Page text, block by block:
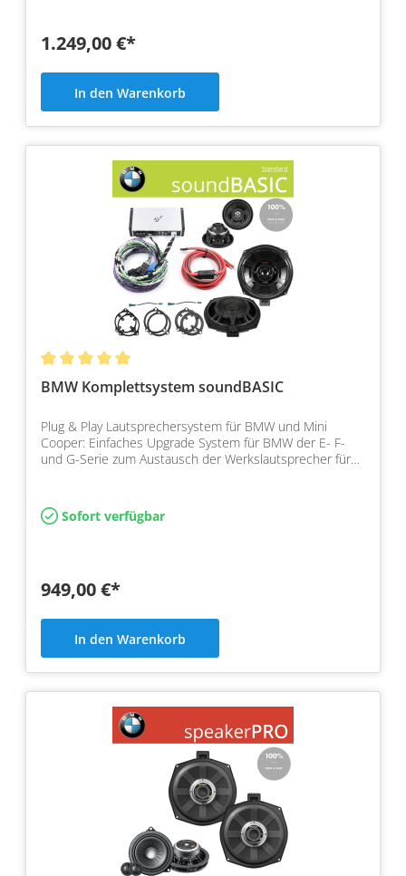
1.249,00 €*
In den Warenkorb
BMW Komplettsystem soundBASIC
Plug & Play Lautsprechersystem für BMW und Mini
Cooper: Einfaches Upgrade System für BMW der E- F-
und G-Serie zum Austausch der Werkslautsprecher für
Sofort verfügbar
949,00 €*
In den Warenkorb